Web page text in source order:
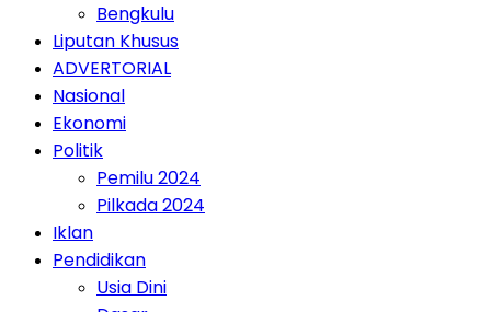
Bengkulu
Liputan Khusus
ADVERTORIAL
Nasional
Ekonomi
Politik
Pemilu 2024
Pilkada 2024
Iklan
Pendidikan
Usia Dini